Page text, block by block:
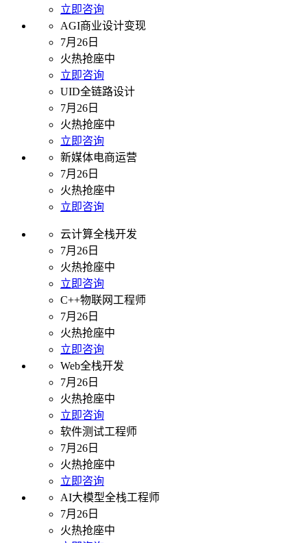
立即咨询
AGI商业设计变现
7月26日
火热抢座中
立即咨询
UID全链路设计
7月26日
火热抢座中
立即咨询
新媒体电商运营
7月26日
火热抢座中
立即咨询
云计算全栈开发
7月26日
火热抢座中
立即咨询
C++物联网工程师
7月26日
火热抢座中
立即咨询
Web全栈开发
7月26日
火热抢座中
立即咨询
软件测试工程师
7月26日
火热抢座中
立即咨询
AI大模型全栈工程师
7月26日
火热抢座中